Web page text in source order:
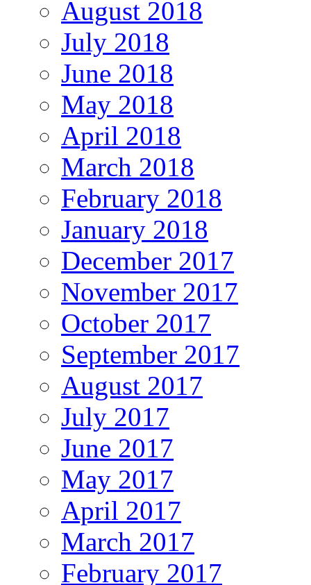
August 2018
July 2018
June 2018
May 2018
April 2018
March 2018
February 2018
January 2018
December 2017
November 2017
October 2017
September 2017
August 2017
July 2017
June 2017
May 2017
April 2017
March 2017
February 2017